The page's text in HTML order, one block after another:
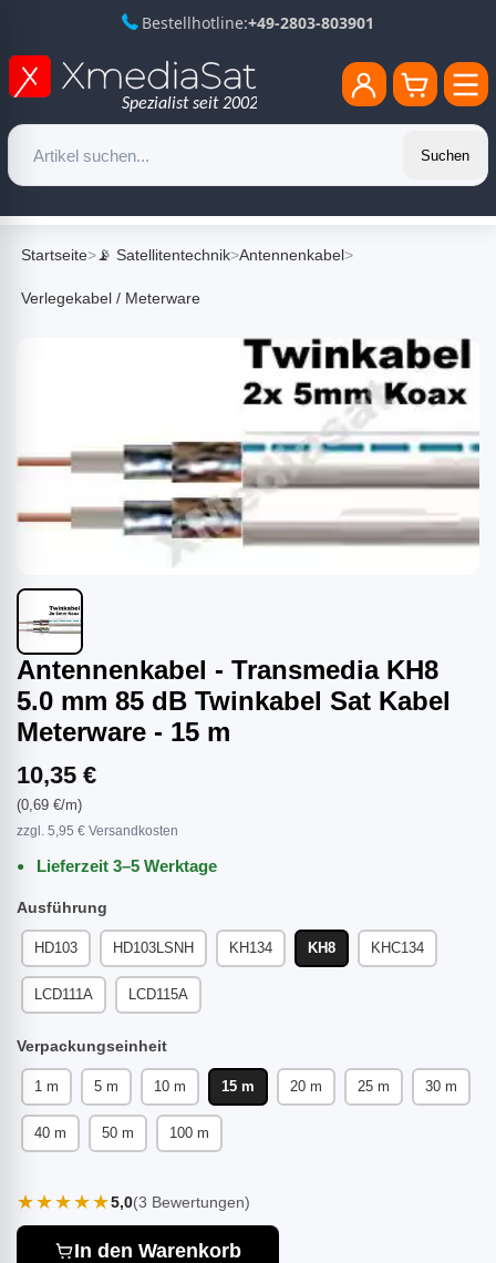
Bestellhotline:+49-2803-803901
Suchen
Startseite>📡 Satellitentechnik>Antennenkabel>
Verlegekabel / Meterware
Antennenkabel - Transmedia KH8
5.0 mm 85 dB Twinkabel Sat Kabel
Meterware - 15 m
10,35 €
(0,69 €/m)
zzgl. 5,95 € Versandkosten
Lieferzeit 3–5 Werktage
Ausführung
HD103 HD103LSNH KH134 KH8 KHC134
LCD111A LCD115A
Verpackungseinheit
1 m 5 m 10 m 15 m 20 m 25 m 30 m
40 m 50 m 100 m
★★★★★5,0(3 Bewertungen)
In den Warenkorb